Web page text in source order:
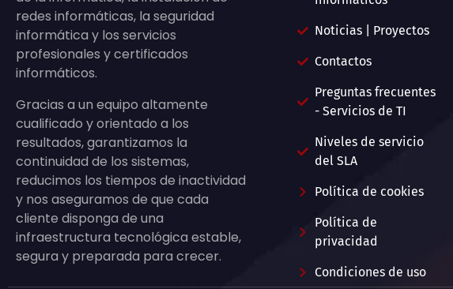
redes informáticas, la seguridad
informática y los servicios
profesionales y certificados
informáticos.
Gracias a un equipo altamente
cualificado y orientado a los
resultados, garantizamos la
continuidad de los sistemas,
reducimos los tiempos de inactividad
y nos aseguramos de que cada
cliente disponga de una
infraestructura tecnológica estable,
segura y preparada para crecer.
Noticias | Proyectos
Contactos
Preguntas frecuentes
- Servicios de TI
Niveles de servicio
del SLA
Política de cookies
Política de
privacidad
Condiciones de uso